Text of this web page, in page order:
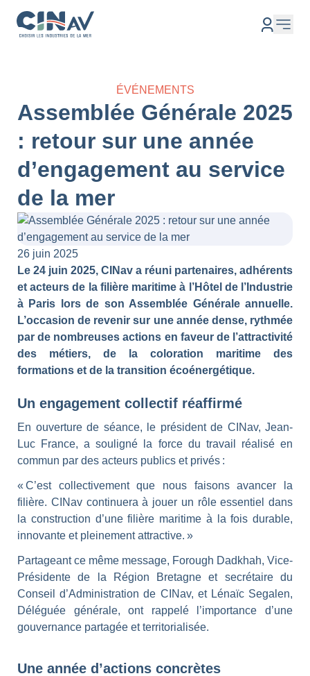
ÉVÉNEMENTS
Assemblée Générale 2025
: retour sur une année
d’engagement au service
de la mer
26 juin 2025
Le 24 juin 2025, CINav a réuni partenaires, adhérents
et acteurs de la filière maritime à l’Hôtel de l’Industrie
à Paris lors de son Assemblée Générale annuelle.
L’occasion de revenir sur une année dense, rythmée
par de nombreuses actions en faveur de l’attractivité
des métiers, de la coloration maritime des
formations et de la transition écoénergétique.
Un engagement collectif réaffirmé
En ouverture de séance, le président de CINav, Jean-
Luc France, a souligné la force du travail réalisé en
commun par des acteurs publics et privés :
« C’est collectivement que nous faisons avancer la
filière. CINav continuera à jouer un rôle essentiel dans
la construction d’une filière maritime à la fois durable,
innovante et pleinement attractive. »
Partageant ce même message, Forough Dadkhah, Vice-
Présidente de la Région Bretagne et secrétaire du
Conseil d’Administration de CINav, et Lénaïc Segalen,
Déléguée générale, ont rappelé l’importance d’une
gouvernance partagée et territorialisée.
Une année d’actions concrètes